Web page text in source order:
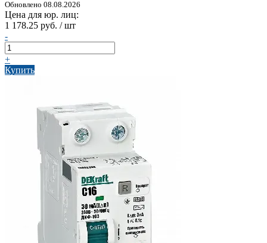
Обновлено 08.08.2026
Цена для юр. лиц:
1 178.25 руб. / шт
-
+
Купить